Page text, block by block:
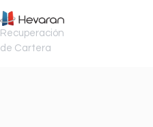
Recuperación
de Cartera